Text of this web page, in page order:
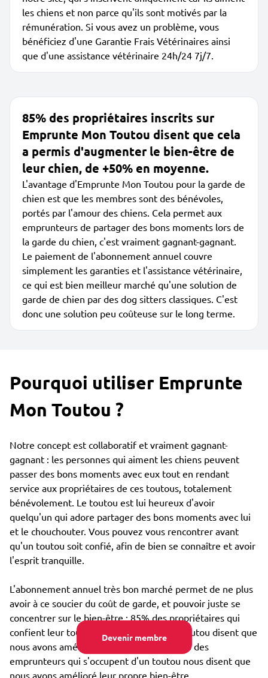
Devenir membre
les chiens et non parce qu'ils sont motivés par la
rémunération. Si vous avez un problème, vous
bénéficiez d'une Garantie Frais Vétérinaires ainsi
que d'une assistance vétérinaire 24h/24 7j/7.
85% des propriétaires inscrits sur
Emprunte Mon Toutou disent que cela
a permis d'augmenter le bien-être de
leur chien, de +50% en moyenne.
L'avantage d'Emprunte Mon Toutou pour la garde de
chien est que les membres sont des bénévoles,
portés par l'amour des chiens. Cela permet aux
emprunteurs de partager des bons moments lors de
la garde du chien, c'est vraiment gagnant-gagnant.
Le paiement de l'abonnement annuel couvre
simplement les garanties et l'assistance vétérinaire,
ce qui est bien meilleur marché qu'une solution de
garde de chien par des dog sitters classiques. C'est
donc une solution peu coûteuse sur le long terme.
Pourquoi utiliser Emprunte
Mon Toutou ?
Notre concept est collaboratif et vraiment gagnant-
gagnant : les personnes qui aiment les chiens peuvent
passer des bons moments avec eux tout en rendant
service aux propriétaires de ces toutous, totalement
bénévolement. Le toutou est lui heureux d'avoir
quelqu'un qui adore partager des bons moments avec lui
et le chouchouter. Vous pouvez vous rencontrer avant
qu'un toutou soit confié, afin de bien se connaître et avoir
l'esprit tranquille.
L'abonnement annuel très bon marché permet de ne plus
avoir à ce soucier du coût de garde, et pouvoir juste se
concentrer sur le bien-être : 85% des propriétaires qui
confient leur toutou par Emprunte Mon Toutou disent que
nous avons amélioré son bien-être, et 98% des
emprunteurs qui s'occupent d'un toutou nous disent que
nous avons amélioré leur propre bien-être.